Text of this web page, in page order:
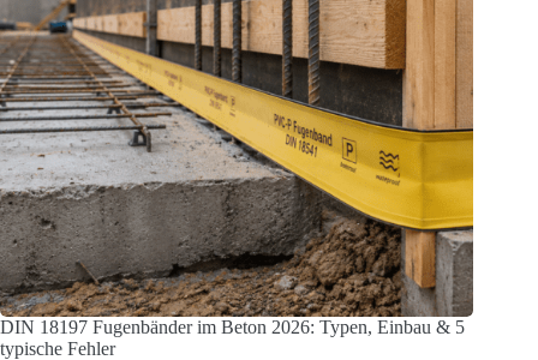
DIN 18197 Fugenbänder im Beton 2026: Typen, Einbau & 5
typische Fehler